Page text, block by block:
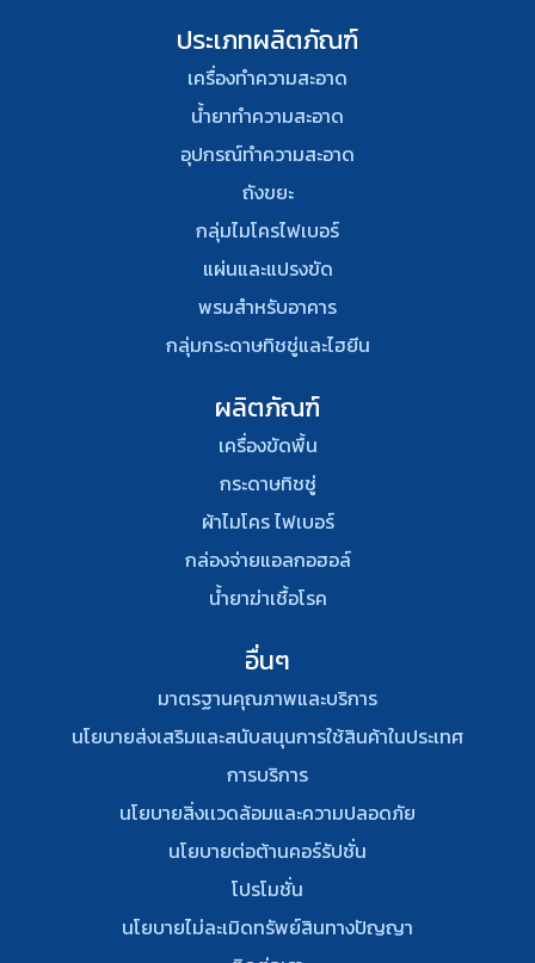
ประเภทผลิตภัณฑ์
เครื่องทำความสะอาด
น้ำยาทำความสะอาด
อุปกรณ์ทําความสะอาด
ถังขยะ
กลุ่มไมโครไฟเบอร์
แผ่นและแปรงขัด
พรมสําหรับอาคาร
กลุ่มกระดาษทิชชู่และไฮยีน
ผลิตภัณฑ์
เครื่องขัดพื้น
กระดาษทิชชู่
ผ้าไมโคร ไฟเบอร์
กล่องจ่ายแอลกอฮอล์
น้ำยาฆ่าเชื้อโรค
อื่นๆ
มาตรฐานคุณภาพและบริการ
นโยบายส่งเสริมและสนับสนุนการใช้สินค้าในประเทศ
การบริการ
นโยบายสิ่งเเวดล้อมและความปลอดภัย
นโยบายต่อต้านคอร์รัปชั่น
โปรโมชั่น
นโยบายไม่ละเมิดทรัพย์สินทางปัญญา